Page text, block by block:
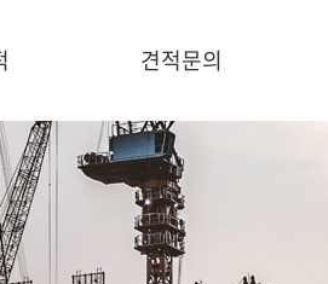
견적문의
온라인 Q&A